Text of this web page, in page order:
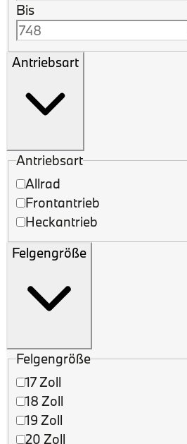
Bis
Antriebsart
Antriebsart
Allrad
Frontantrieb
Heckantrieb
Felgengröße
Felgengröße
17 Zoll
18 Zoll
19 Zoll
20 Zoll